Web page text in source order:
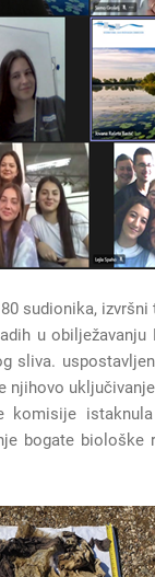
sudionika, izvršni
u obilježavanju
sliva.
komisije
bogate